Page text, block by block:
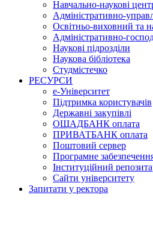
Навчально-наукові
Адміністративно-
Освітньо-виховний та
Адміністративно-
Наукові підрозділи
Наукова бібліотека
Студмістечко
РЕСУРСИ
е-Університет
Підтримка користувачів
Державні закупівлі
ОЩАДБАНК оплата
ПРИВАТБАНК оплата
Поштовий сервер
Програмне
Інституційний
Сайти університету
Запитати у ректора